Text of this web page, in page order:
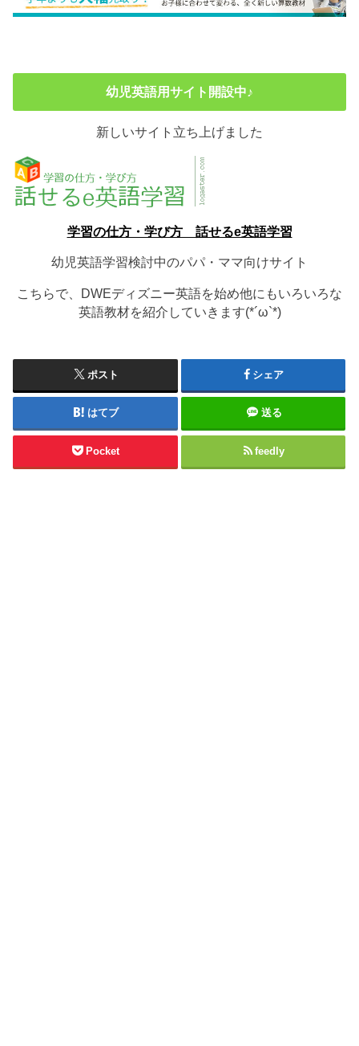
幼児英語用サイト開設中♪
新しいサイト立ち上げました
学習の仕方・学び方 話せるe英語学習
幼児英語学習検討中のパパ・ママ向けサイト
こちらで、DWEディズニー英語を始め他にもいろいろな
英語教材を紹介していきます(*´ω`*)
ポスト シェア
はてブ 送る
Pocket feedly